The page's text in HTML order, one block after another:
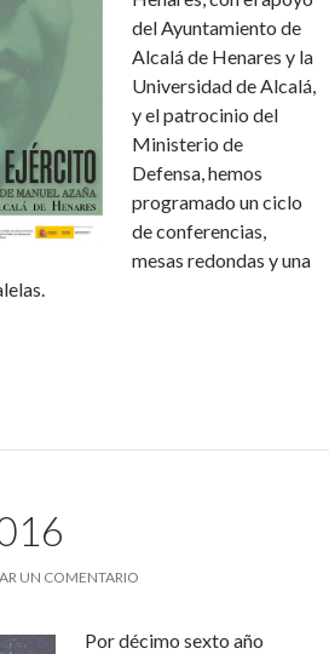
del Ayuntamiento de
Alcalá de Henares y la
Universidad de Alcalá,
y el patrocinio del
Ministerio de
Defensa, hemos
programado un ciclo
de conferencias,
mesas redondas y una
UN COMENTARIO
Por décimo sexto año